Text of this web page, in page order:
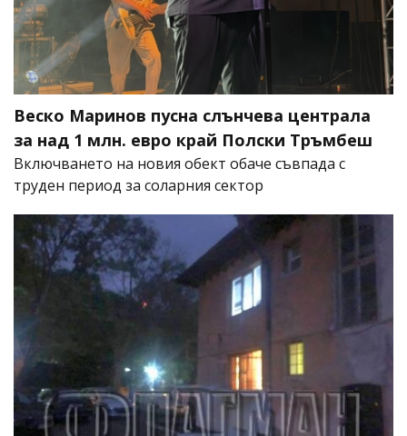
Веско Маринов пусна слънчева централа
за над 1 млн. евро край Полски Тръмбеш
Включването на новия обект обаче съвпада с
труден период за соларния сектор